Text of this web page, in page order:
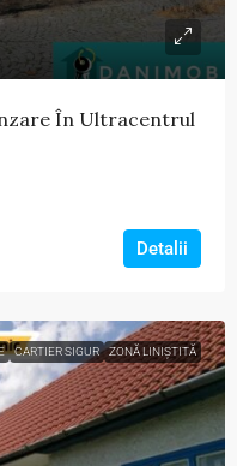
În Ultracentrul
Detalii
CARTIER SIGUR ZONĂ LINIȘTITĂ